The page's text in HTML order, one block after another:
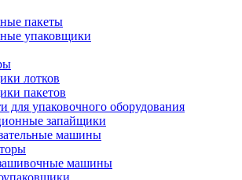
пакеты
упаковщики
лотков
пакетов
для упаковочного оборудования
запайщики
машины
машины